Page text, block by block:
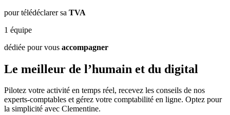
pour télédéclarer sa TVA
1 équipe
dédiée pour vous accompagner
Le meilleur de l’humain et du digital
Pilotez votre activité en temps réel, recevez les conseils de nos
experts-comptables et gérez votre comptabilité en ligne. Optez pour
la simplicité avec Clementine.